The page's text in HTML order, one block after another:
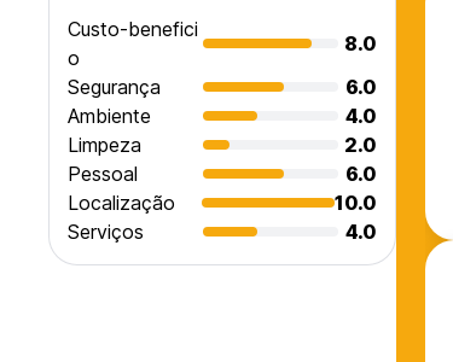
Custo-benefici
o
8.0
Segurança
6.0
Ambiente
4.0
Limpeza
2.0
Pessoal
6.0
Localização
10.0
Serviços
4.0